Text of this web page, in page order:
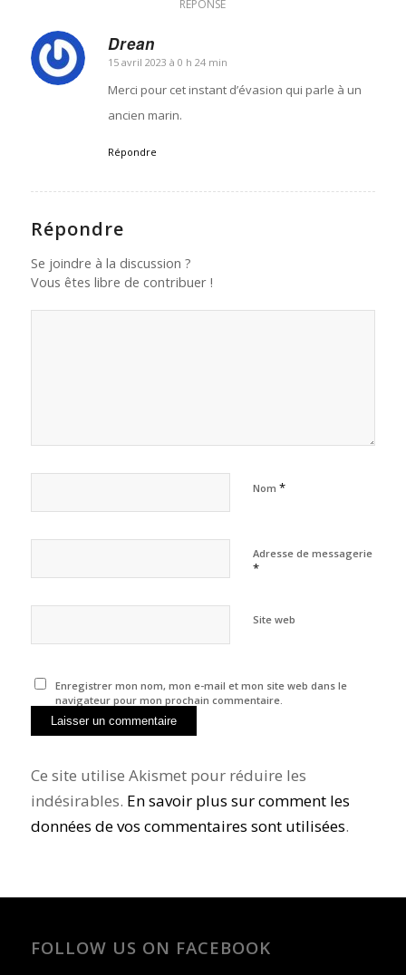
RÉPONSE
Drean
dit
:
15 avril 2023 à 0 h 24 min
Merci pour cet instant d’évasion qui parle à un
ancien marin.
Répondre
Répondre
Se joindre à la discussion ?
Vous êtes libre de contribuer !
Nom *
Adresse de messagerie
*
Site web
Enregistrer mon nom, mon e-mail et mon site web dans le
navigateur pour mon prochain commentaire.
Ce site utilise Akismet pour réduire les
indésirables. En savoir plus sur comment les
données de vos commentaires sont utilisées.
FOLLOW US ON FACEBOOK